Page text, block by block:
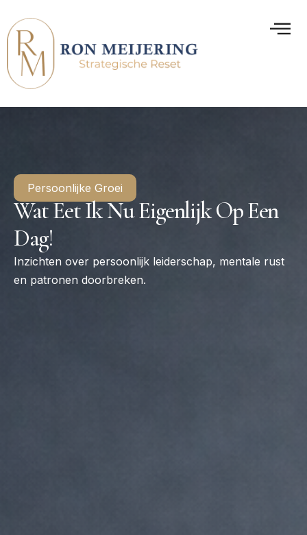
Persoonlijke Groei
Wat Eet Ik Nu Eigenlijk Op Een
Dag!
Inzichten over persoonlijk leiderschap, mentale rust
en patronen doorbreken.